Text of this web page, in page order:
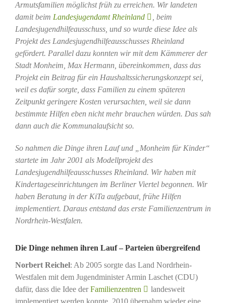
Armutsfamilien möglichst früh zu erreichen. Wir landeten
damit beim Landesjugendamt Rheinland
, beim
Landesjugendhilfeausschuss, und so wurde diese Idee als
Projekt des Landesjugendhilfeausschusses Rheinland
gefördert. Parallel dazu konnten wir mit dem Kämmerer der
Stadt Monheim, Max Hermann, übereinkommen, dass das
Projekt ein Beitrag für ein Haushaltssicherungskonzept sei,
weil es dafür sorgte, dass Familien zu einem späteren
Zeitpunkt geringere Kosten verursachten, weil sie dann
bestimmte Hilfen eben nicht mehr brauchen würden. Das sah
dann auch die Kommunalaufsicht so.
So nahmen die Dinge ihren Lauf und „Monheim für Kinder“
startete im Jahr 2001 als Modellprojekt des
Landesjugendhilfeausschusses Rheinland. Wir haben mit
Kindertageseinrichtungen im Berliner Viertel begonnen. Wir
haben Beratung in der KiTa aufgebaut, frühe Hilfen
implementiert. Daraus entstand das erste Familienzentrum in
Nordrhein-Westfalen.
Die Dinge nehmen ihren Lauf – Parteien übergreifend
Norbert Reichel: Ab 2005 sorgte das Land Nordrhein-
Westfalen mit dem Jugendminister Armin Laschet (CDU)
dafür, dass die Idee derFamilienzentren
landesweit
implementiert werden konnte. 2010 übernahm wieder eine